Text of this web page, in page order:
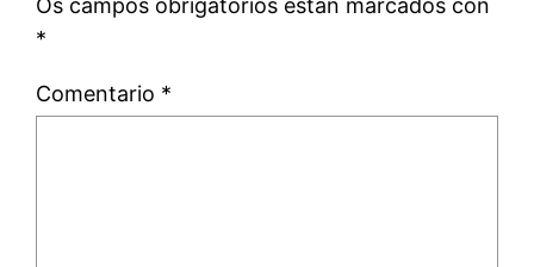
Os campos obrigatorios están marcados con
*
Comentario *